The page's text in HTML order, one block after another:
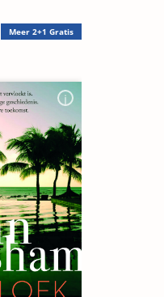
Meer 2+1 Gratis